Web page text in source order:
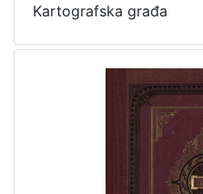
Kartografska građa